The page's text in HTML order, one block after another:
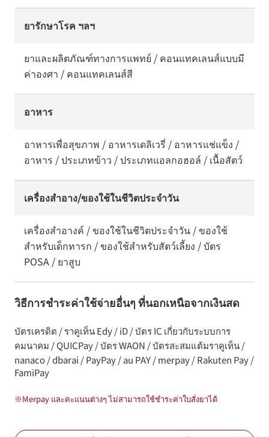
ยารักษาโรค ฯลฯ
ยาและผลิตภัณฑ์ทางการแพทย์ / คอนแทคเลนส์แบบมี
ค่าองศา / คอนแทคเลนส์สี
อาหาร
อาหารเพื่อสุขภาพ / อาหารเดลิเวรี่ / อาหารแช่แข็ง /
อาหาร / ประเภทข้าว / ประเภทแอลกอฮอล์ / เนื้อสัตว์
เครื่องสำอาง/ของใช้ในชีวิตประจำวัน
เครื่องสำอางค์ / ของใช้ในชีวิตประจำวัน / ของใช้
สำหรับเด็กทารก / ของใช้สำหรับสัตว์เลี้ยง / บัตร
POSA / ยาสูบ
วิธีการชำระค่าใช้จ่ายอื่นๆ ที่นอกเหนือจากเงินสด
บัตรเครดิต / ราคูเท็น Edy / iD / บัตร IC เกี่ยวกับระบบการ
คมนาคม / QUICPay / บัตร WAON / บัตรสะสมแต้มราคูเท็น /
nanaco / dbarai / PayPay / au PAY / merpay / Rakuten Pay /
FamiPay
※Merpay และคะแนนต่างๆ ไม่สามารถใช้ชำระค่าใบสั่งยาได้